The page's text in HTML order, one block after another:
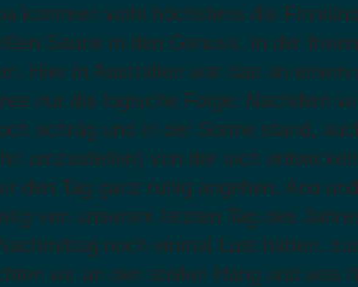
kommen wohl höchstens die
Saune in den Genuss, in der
Hier in Australien war das an einem
nur die logische Folge: Nachdem
schräg und in der Sonne stand,
umzustellen) von der sich
den Tag ganz ruhig angehen. Anu
von unserem letzten Tag des
noch einmal Lust hätten,
wir an den steilen Hang und was